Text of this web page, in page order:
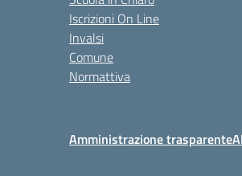
Iscrizioni On Line
Invalsi
Comune
Normattiva
Amministrazione trasparente